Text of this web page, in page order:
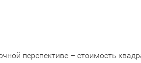
перспективе – стоимость